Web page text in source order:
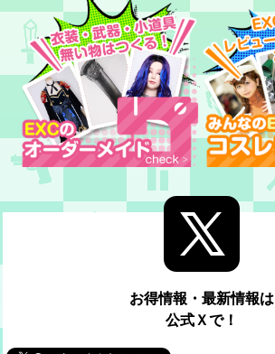
お得情報・最新情報は
公式Ｘで！